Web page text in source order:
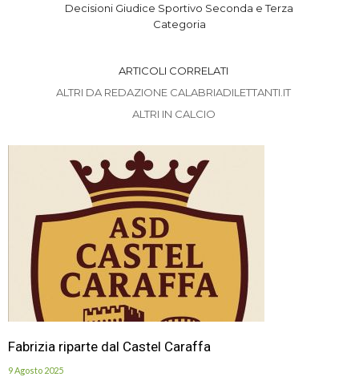
Decisioni Giudice Sportivo Seconda e Terza
Categoria
ARTICOLI CORRELATI
ALTRI DA REDAZIONE CALABRIADILETTANTI.IT
ALTRI IN CALCIO
Fabrizia riparte dal Castel Caraffa
9 Agosto 2025